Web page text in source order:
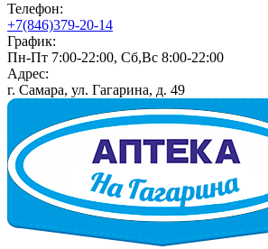
Телефон:
+7(846)379-20-14
График:
Пн-Пт 7:00-22:00, Сб,Вс 8:00-22:00
Адрес:
г. Самара, ул. Гагарина, д. 49